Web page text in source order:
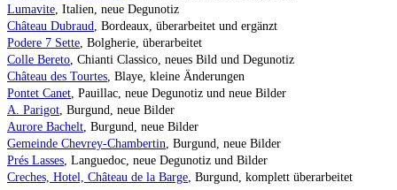
Lumavite, Italien, neue Degunotiz
Château Dubraud, Bordeaux, überarbeitet und ergänzt
Podere 7 Sette, Bolgherie, überarbeitet
Colle Bereto, Chianti Classico, neues Bild und Degunotiz
Château des Tourtes, Blaye, kleine Änderungen
Pontet Canet, Pauillac, neue Degunotiz und neue Bilder
A. Parigot, Burgund, neue Bilder
Aurore Bachelt, Burgund, neue Bilder
Gemeinde Chevrey-Chambertin, Burgund, neue Bilder
Prés Lasses, Languedoc, neue Degunotiz und Bilder
Creches, Hotel, Château de la Barge, Burgund, komplett überarbeitet